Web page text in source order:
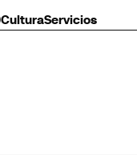
CulturaServicios